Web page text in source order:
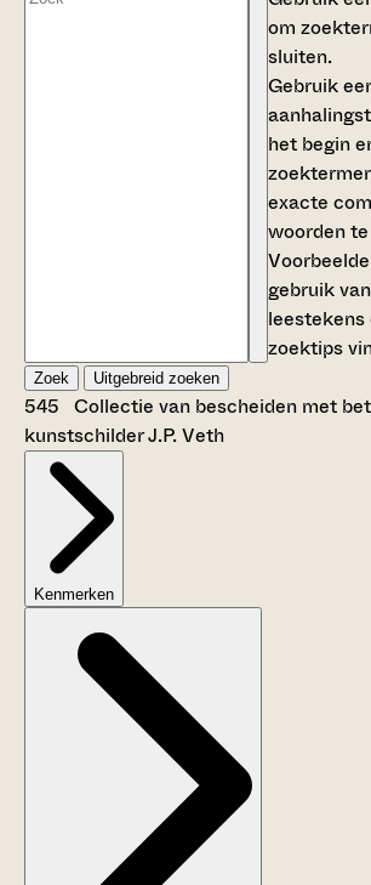
om
sluiten.
Gebruik
het begin
exacte
woorden
gebruik
leestekens
zoektips
Zoek Uitgebreid zoeken
545 Collectie van bescheiden met
kunstschilder J.P. Veth
Kenmerken